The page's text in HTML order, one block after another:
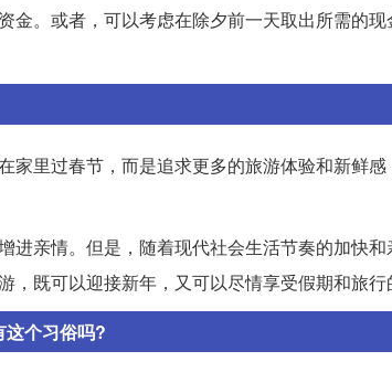
金。或者，可以考虑在除夕前一天取出所需的
里过春节，而是追求更多的旅游体验和新鲜感
亲情。但是，随着现代社会生活节奏的加快和
既可以迎接新年，又可以尽情享受假期和旅行
这个习俗吗?